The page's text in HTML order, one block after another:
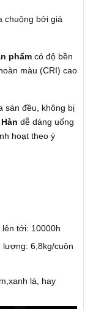
chuộng bởi giá
phẩm có độ bền
màu (CRI) cao
sán đều, không bị
dễ dàng uống
hoạt theo ý
lên tới: 10000h
lượng: 6,8kg/cuộn
lá, hay